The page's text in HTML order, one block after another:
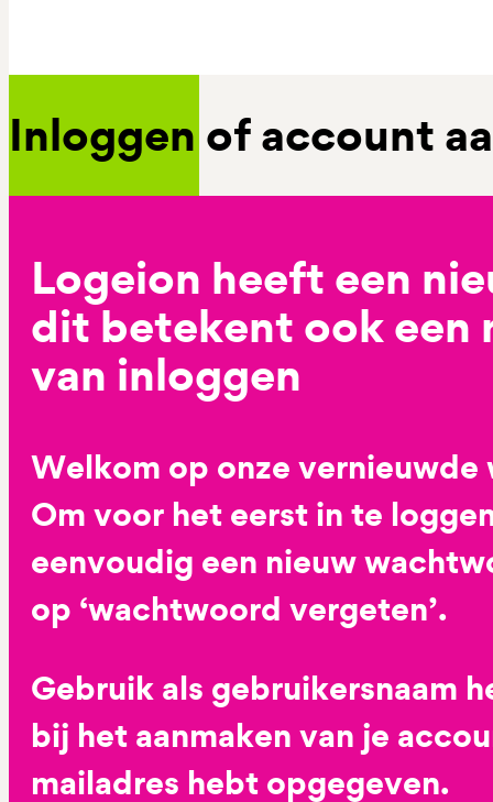
Inloggen of account
Logeion heeft een
dit betekent ook een
van inloggen
Welkom op onze vernieuwde
Om voor het eerst in te
eenvoudig een nieuw
op ‘wachtwoord vergeten’.
Gebruik als gebruikersnaam
bij het aanmaken van je
mailadres hebt opgegeven.